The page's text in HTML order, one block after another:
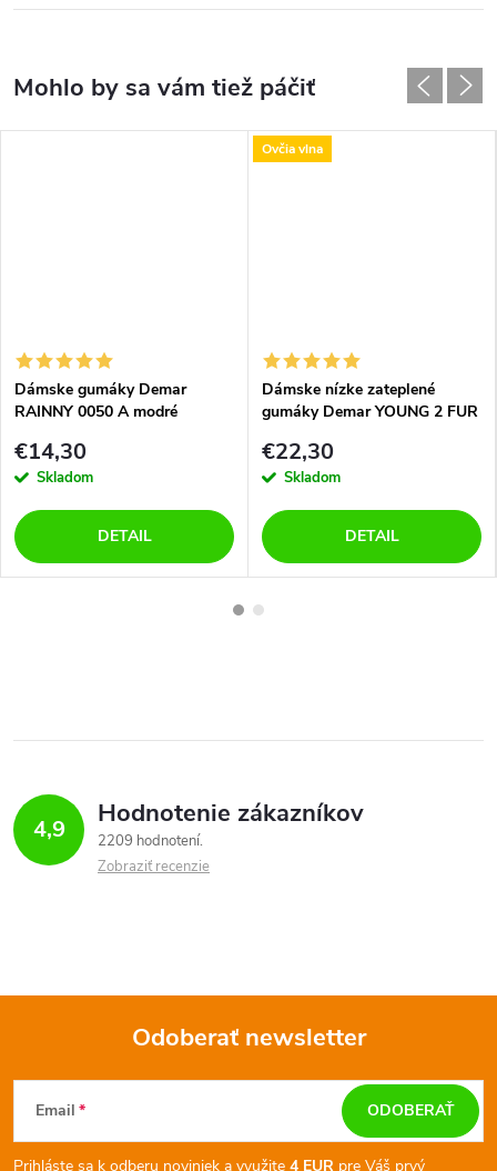
Dámske gumáky Demar
RAINNY 0050 A modré
€14,30
Skladom
DETAIL
Ovčia vlna
Dámske nízke zateplené
gumáky Demar YOUNG 2 FUR
€22,30
Skladom
DETAIL
4,9 Hodnotenie zákazníkov
2209 hodnotení
Zobraziť recenzie
Z
á
Odoberať newsletter
Email
Prihláste sa k odberu noviniek a využite 4 EUR pre Váš prvý
ODOBERAŤ